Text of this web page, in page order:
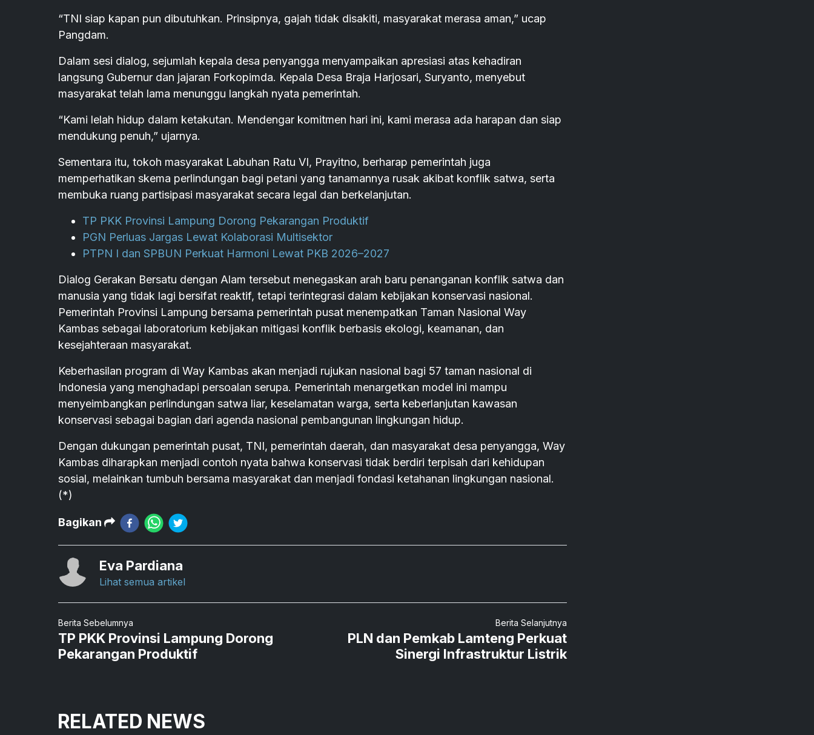
“TNI siap kapan pun dibutuhkan. Prinsipnya, gajah tidak disakiti, masyarakat merasa aman,” ucap
Pangdam.
Dalam sesi dialog, sejumlah kepala desa penyangga menyampaikan apresiasi atas kehadiran
langsung Gubernur dan jajaran Forkopimda. Kepala Desa Braja Harjosari, Suryanto, menyebut
masyarakat telah lama menunggu langkah nyata pemerintah.
“Kami lelah hidup dalam ketakutan. Mendengar komitmen hari ini, kami merasa ada harapan dan siap
mendukung penuh,” ujarnya.
Sementara itu, tokoh masyarakat Labuhan Ratu VI, Prayitno, berharap pemerintah juga
memperhatikan skema perlindungan bagi petani yang tanamannya rusak akibat konflik satwa, serta
membuka ruang partisipasi masyarakat secara legal dan berkelanjutan.
TP PKK Provinsi Lampung Dorong Pekarangan Produktif
PGN Perluas Jargas Lewat Kolaborasi Multisektor
PTPN I dan SPBUN Perkuat Harmoni Lewat PKB 2026–2027
Dialog Gerakan Bersatu dengan Alam tersebut menegaskan arah baru penanganan konflik satwa dan
manusia yang tidak lagi bersifat reaktif, tetapi terintegrasi dalam kebijakan konservasi nasional.
Pemerintah Provinsi Lampung bersama pemerintah pusat menempatkan Taman Nasional Way
Kambas sebagai laboratorium kebijakan mitigasi konflik berbasis ekologi, keamanan, dan
kesejahteraan masyarakat.
Keberhasilan program di Way Kambas akan menjadi rujukan nasional bagi 57 taman nasional di
Indonesia yang menghadapi persoalan serupa. Pemerintah menargetkan model ini mampu
menyeimbangkan perlindungan satwa liar, keselamatan warga, serta keberlanjutan kawasan
konservasi sebagai bagian dari agenda nasional pembangunan lingkungan hidup.
Dengan dukungan pemerintah pusat, TNI, pemerintah daerah, dan masyarakat desa penyangga, Way
Kambas diharapkan menjadi contoh nyata bahwa konservasi tidak berdiri terpisah dari kehidupan
sosial, melainkan tumbuh bersama masyarakat dan menjadi fondasi ketahanan lingkungan nasional.
(*)
Bagikan
Eva Pardiana
Lihat semua artikel
Berita Sebelumnya
TP PKK Provinsi Lampung Dorong
Pekarangan Produktif
Berita Selanjutnya
PLN dan Pemkab Lamteng Perkuat
Sinergi Infrastruktur Listrik
RELATED NEWS